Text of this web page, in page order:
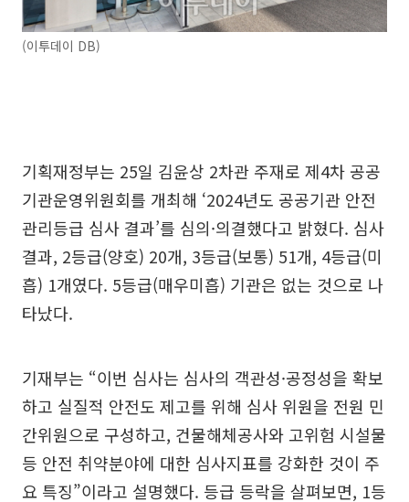
(이투데이 DB)
기획재정부는 25일 김윤상 2차관 주재로 제4차 공공
기관운영위원회를 개최해 ‘2024년도 공공기관 안전
관리등급 심사 결과’를 심의·의결했다고 밝혔다. 심사
결과, 2등급(양호) 20개, 3등급(보통) 51개, 4등급(미
흡) 1개였다. 5등급(매우미흡) 기관은 없는 것으로 나
타났다.
기재부는 “이번 심사는 심사의 객관성·공정성을 확보
하고 실질적 안전도 제고를 위해 심사 위원을 전원 민
간위원으로 구성하고, 건물해체공사와 고위험 시설물
등 안전 취약분야에 대한 심사지표를 강화한 것이 주
요 특징”이라고 설명했다. 등급 등락을 살펴보면, 1등